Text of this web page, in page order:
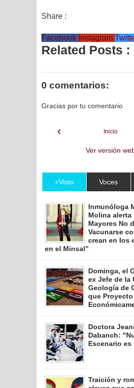
Share :
Facebook Instagram
Related Posts :
0 comentarios:
Gracias por tu comentario
‹ Inicio
Ver versión
+Visto Voces
Inmunóloga
Molina alerta
Mayores No
Vacunarse
crean en los
en el Minsal”
Dominga, el
ex Jefe de la
Geología de
que
Doctora
Dabanch:
Escenario es
Traición y